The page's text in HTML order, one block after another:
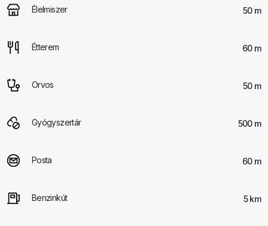
Élelmiszer 50 m
Étterem 60 m
Orvos 50 m
Gyógyszertár 500 m
Posta 60 m
Benzinkút 5 km